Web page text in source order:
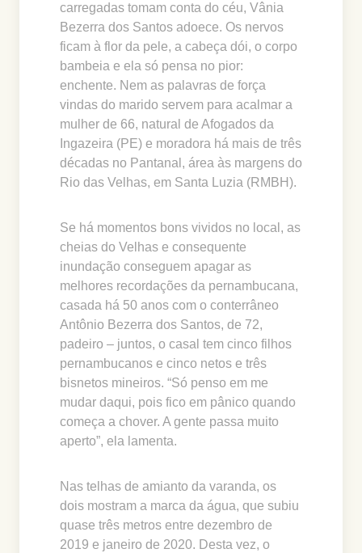
carregadas tomam conta do céu, Vânia
Bezerra dos Santos adoece. Os nervos
ficam à flor da pele, a cabeça dói, o corpo
bambeia e ela só pensa no pior:
enchente. Nem as palavras de força
vindas do marido servem para acalmar a
mulher de 66, natural de Afogados da
Ingazeira (PE) e moradora há mais de três
décadas no Pantanal, área às margens do
Rio das Velhas, em Santa Luzia (RMBH).
Se há momentos bons vividos no local, as
cheias do Velhas e consequente
inundação conseguem apagar as
melhores recordações da pernambucana,
casada há 50 anos com o conterrâneo
Antônio Bezerra dos Santos, de 72,
padeiro – juntos, o casal tem cinco filhos
pernambucanos e cinco netos e três
bisnetos mineiros. “Só penso em me
mudar daqui, pois fico em pânico quando
começa a chover. A gente passa muito
aperto”, ela lamenta.
Nas telhas de amianto da varanda, os
dois mostram a marca da água, que subiu
quase três metros entre dezembro de
2019 e janeiro de 2020. Desta vez, o